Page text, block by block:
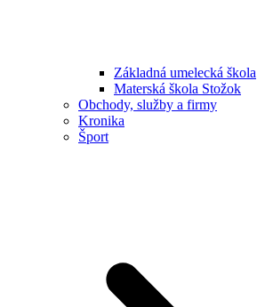
Základná umelecká škola
Materská škola Stožok
Obchody, služby a firmy
Kronika
Šport